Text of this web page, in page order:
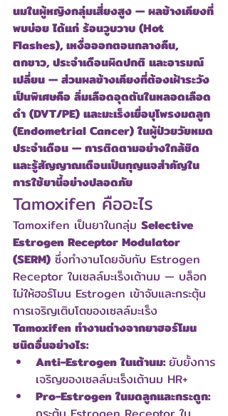
นมในผู้หญิงกลุ่มเสี่ยงสูง — ผลข้างเคียงที่
พบบ่อย ได้แก่ ร้อนวูบวาบ (Hot
Flashes), เหงื่อออกตอนกลางคืน,
ตกขาว, ประจำเดือนผิดปกติ และอารมณ์
เปลี่ยน — ส่วนผลข้างเคียงที่ต้องเฝ้าระวัง
เป็นพิเศษคือ ลิ่มเลือดอุดตันในหลอดเลือด
ดำ (DVT/PE) และมะเร็งเยื่อบุโพรงมดลูก
(Endometrial Cancer) ในผู้ป่วยวัยหมด
ประจำเดือน — การติดตามอย่างใกล้ชิด
และรู้สัญญาณเตือนเป็นกุญแจสำคัญใน
การใช้ยานี้อย่างปลอดภัย
Tamoxifen คืออะไร
Tamoxifen เป็นยาในกลุ่ม Selective
Estrogen Receptor Modulator
(SERM) ซึ่งทำงานโดยจับกับ Estrogen
Receptor ในเซลล์มะเร็งเต้านม — บล็อก
ไม่ให้ฮอร์โมน Estrogen เข้าจับและกระตุ้น
การเจริญเติบโตของเซลล์มะเร็ง
Tamoxifen ทำงานต่างจากยาฮอร์โมน
ชนิดอื่นอย่างไร:
Anti-Estrogen ในเต้านม: ยับยั้งการ
เจริญของเซลล์มะเร็งเต้านม HR+
Pro-Estrogen ในมดลูกและกระดูก: